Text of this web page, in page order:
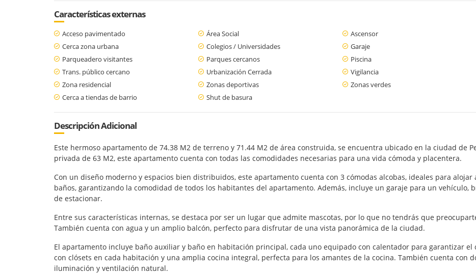
Características externas
Acceso pavimentado Área Social Ascensor
Cerca zona urbana
Colegios / Universidades Garaje
Parqueadero visitantes
Parques cercanos Piscina
Trans. público cercano
Urbanización Cerrada Vigilancia
Zona residencial
Zonas deportivas Zonas verdes
Cerca a tiendas de barrio
Shut de basura
Descripción Adicional
Este hermoso apartamento de 74.38 M2 de terreno y 71.44 M2 de área construida, se encuentra ubicado en la ciudad de
privada de 63 M2, este apartamento cuenta con todas las comodidades necesarias para una vida cómoda y placentera.
Con un diseño moderno y espacios bien distribuidos, este apartamento cuenta con 3 cómodas alcobas, ideales para
baños, garantizando la comodidad de todos los habitantes del apartamento. Además, incluye un garaje para un vehículo,
de estacionar.
Entre sus características internas, se destaca por ser un lugar que admite mascotas, por lo que no tendrás que
También cuenta con agua y un amplio balcón, perfecto para disfrutar de una vista panorámica de la ciudad.
El apartamento incluye baño auxiliar y baño en habitación principal, cada uno equipado con calentador para garantizar el
con clósets en cada habitación y una amplia cocina integral, perfecta para los amantes de la cocina. También cuenta con
iluminación y ventilación natural.